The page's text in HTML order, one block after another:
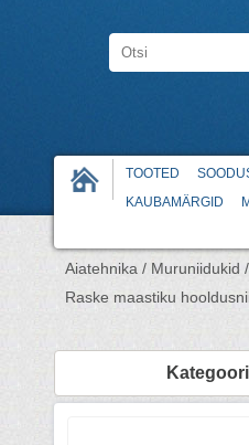
TOOTED
KAUBAMÄRGID
Aiatehnika / Muruniidukid /
Raske maastiku